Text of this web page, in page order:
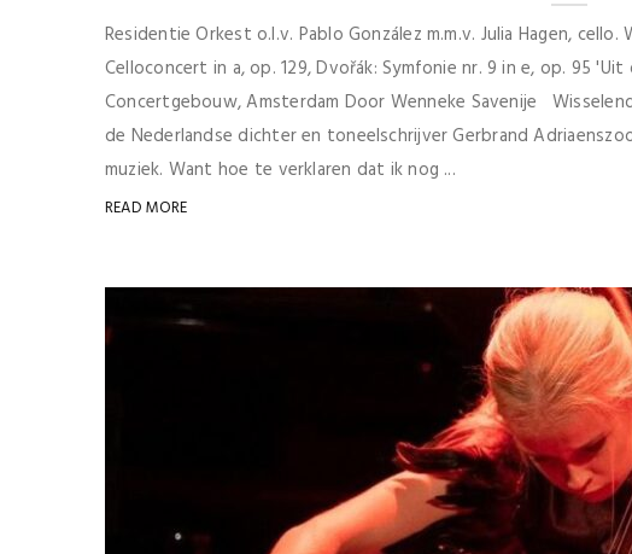
Residentie Orkest o.l.v. Pablo González m.m.v. Julia Hagen,
Celloconcert in a, op. 129, Dvořák: Symfonie nr. 9 in e, op. 95
Concertgebouw, Amsterdam Door Wenneke Savenije
de Nederlandse dichter en toneelschrijver Gerbrand
muziek. Want hoe te verklaren dat ik nog ...
READ MORE